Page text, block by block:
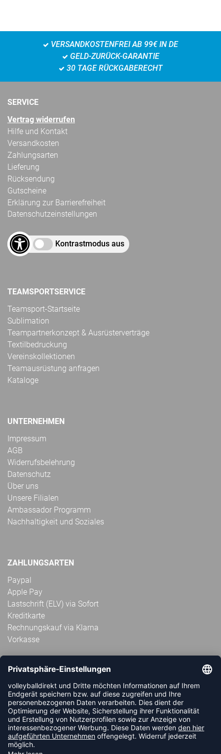
VERSANDKOSTENFREI AB 99€ IN DE
GELD-ZURÜCK-GARANTIE
30 TAGE RÜCKGABERECHT
SERVICE
Vertrag widerrufen
Hilfe und Kontakt
Versandkosten
Zahlungsarten
Lieferung
Rücksendung
Gutscheine
Erklärung zur Barrierefreiheit
Datenschutzeinstellungen
Kontrastmodus aus
TEAMSPORTSERVICE
Teamsport-Startseite
Sublimation
Teampartnerkonzept & Ausrüsterverträge
Textilbedruckung
Vereinskollektionen
Teamausrüstung anfragen
Kataloge
UNTERNEHMEN
Impressum
AGB
Widerrufsbelehrung
Datenschutz
Über uns
Unsere Filialen
Ambassador Programm
Nachhaltigkeit und Soziales
ZAHLUNGSARTEN
Paypal
Apple Pay
Lastschrift (ELV) via Sofort
Kreditkarte
Rechnungskauf via Klarna
Vorkasse
ABONNIERE JETZT DEN KOSTENLOSEN
VOLLEYBALLDIREKT-NEWSLETTER UND VERPASSE KEINE
NEUIGKEIT ODER AKTION MEHR.
JETZT ANMELDEN